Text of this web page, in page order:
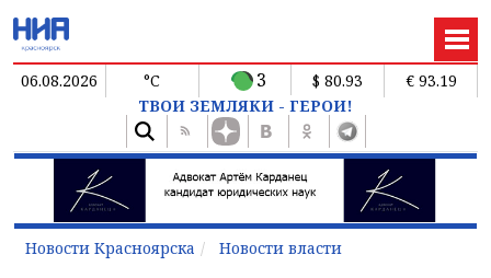
06.08.2026 °C 3 $ 80.93
€ 93.19
ТВОИ ЗЕМЛЯКИ - ГЕРОИ!
Новости Красноярска Новости власти